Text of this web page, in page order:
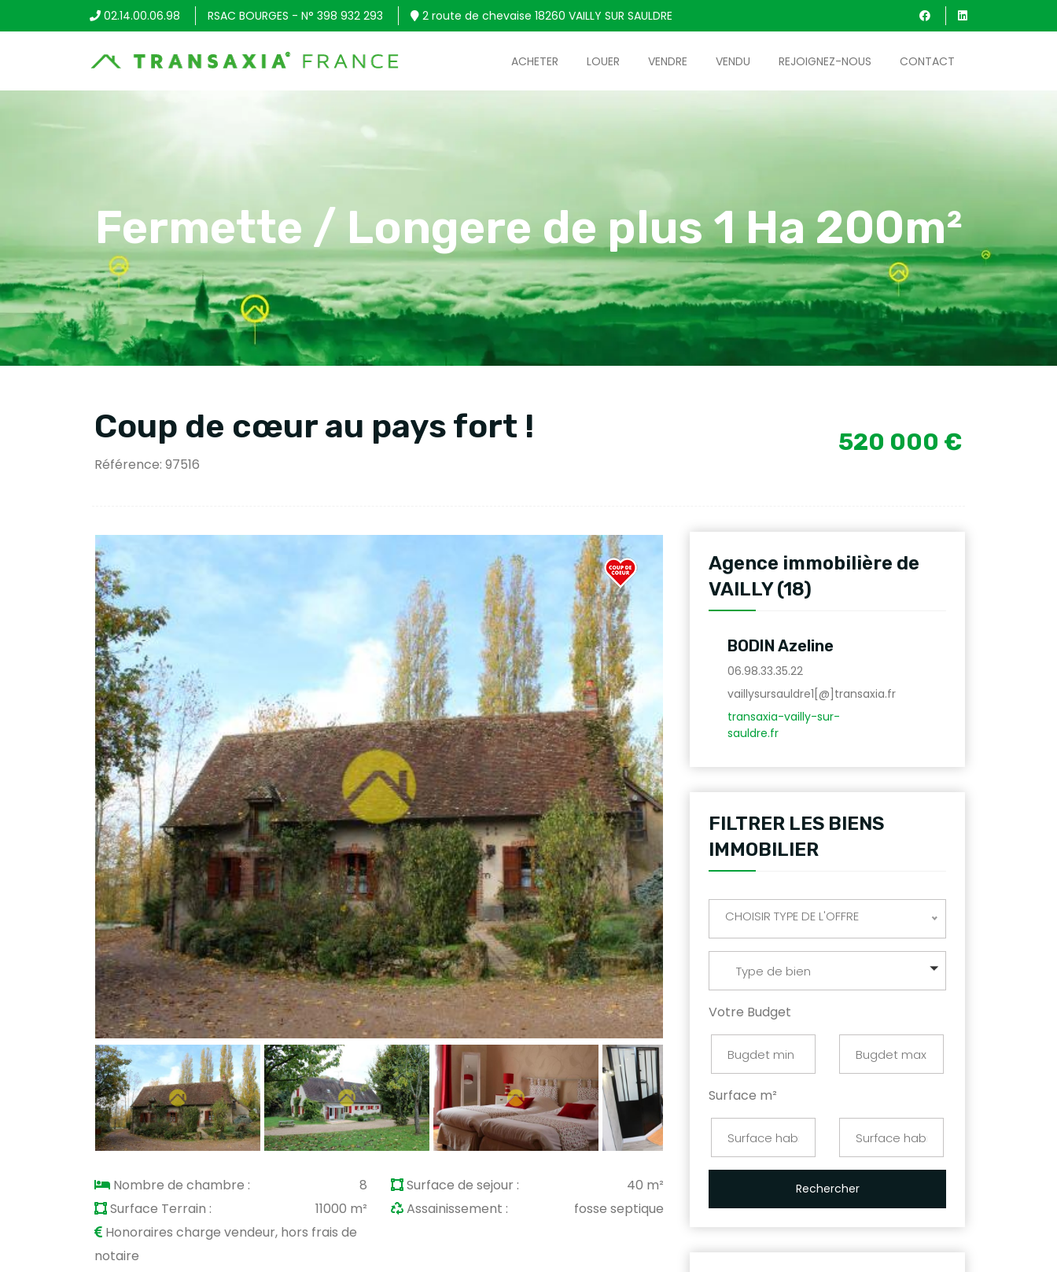
02.14.00.06.98 RSAC BOURGES - N° 398 932 293 2 route de chevaise 18260 VAILLY SUR SAULDRE
ACHETER LOUER VENDRE VENDU REJOIGNEZ-NOUS CONTACT
Fermette / Longere de plus 1 Ha 200m²
Coup de cœur au pays fort !
Référence: 97516
520 000 €
Nombre de chambre : 8 Surface de sejour :
40 m²
Surface Terrain :
11000 m² Assainissement :
fosse septique
Honoraires charge vendeur, hors frais de
notaire
Agence immobilière de
VAILLY (18)
BODIN Azeline
06.98.33.35.22
vaillysursauldre1[@]transaxia.fr
transaxia-vailly-sur-
sauldre.fr
FILTRER LES BIENS
IMMOBILIER
CHOISIR TYPE DE L'OFFRE
Type de bien
Votre Budget
Surface m²
Rechercher